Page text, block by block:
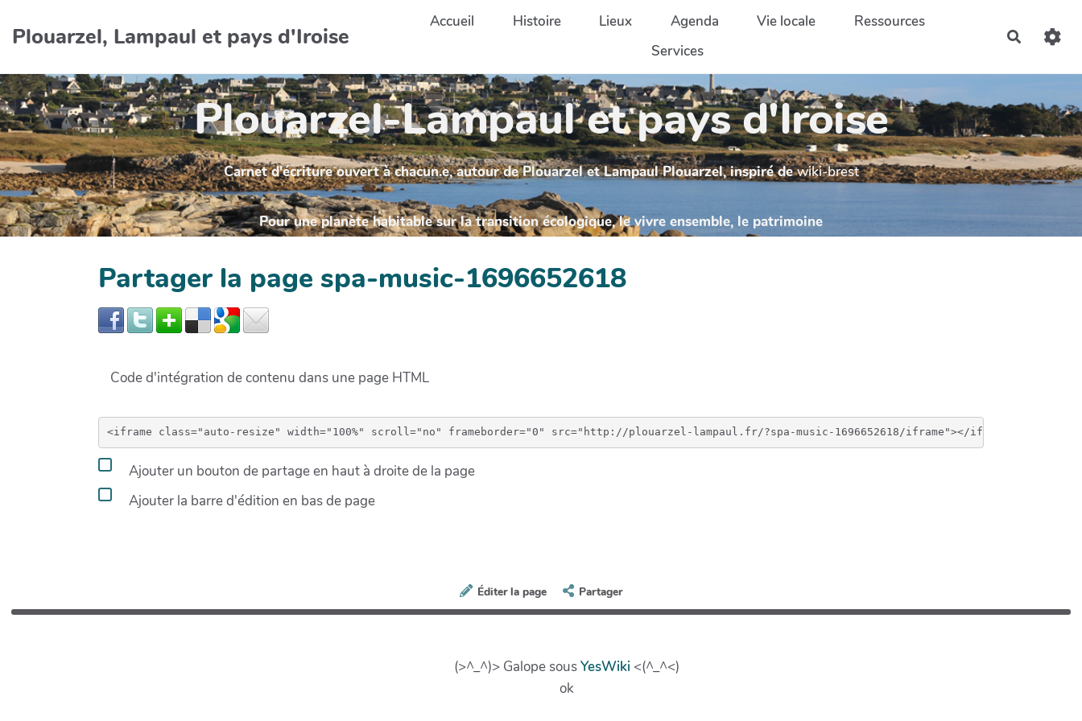
Plouarzel, Lampaul et pays d'Iroise
Accueil Histoire Lieux Agenda Vie locale
Ressources
Services
Plouarzel-Lampaul et pays d'Iroise
Carnet d'écriture ouvert à chacun.e, autour de Plouarzel et Lampaul Plouarzel, inspiré dewiki-brest
Pour une planète habitable sur la transition écologique, le vivre ensemble, le patrimoine
Partager la page spa-music-1696652618
Code d'intégration de contenu dans une page HTML
Ajouter un bouton de partage en haut à droite de la page
Ajouter la barre d'édition en bas de page
Éditer la page Partager
(>^_^)> Galope sousYesWiki <(^_^<)
ok